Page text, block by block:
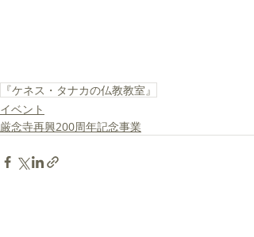
『ケネス・タナカの仏教教室』
イベント
厳念寺再興200周年記念事業